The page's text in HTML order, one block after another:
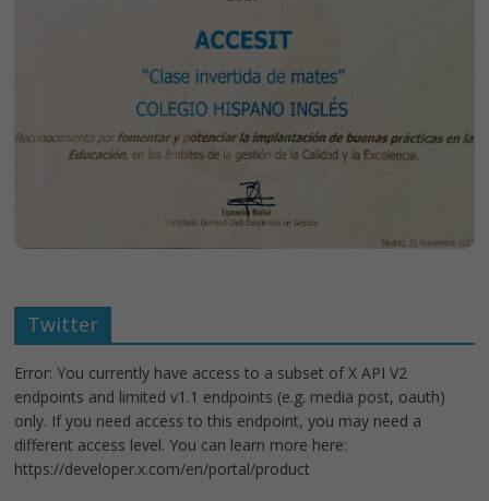
Twitter
Error: You currently have access to a subset of X API V2
endpoints and limited v1.1 endpoints (e.g. media post, oauth)
only. If you need access to this endpoint, you may need a
different access level. You can learn more here:
https://developer.x.com/en/portal/product